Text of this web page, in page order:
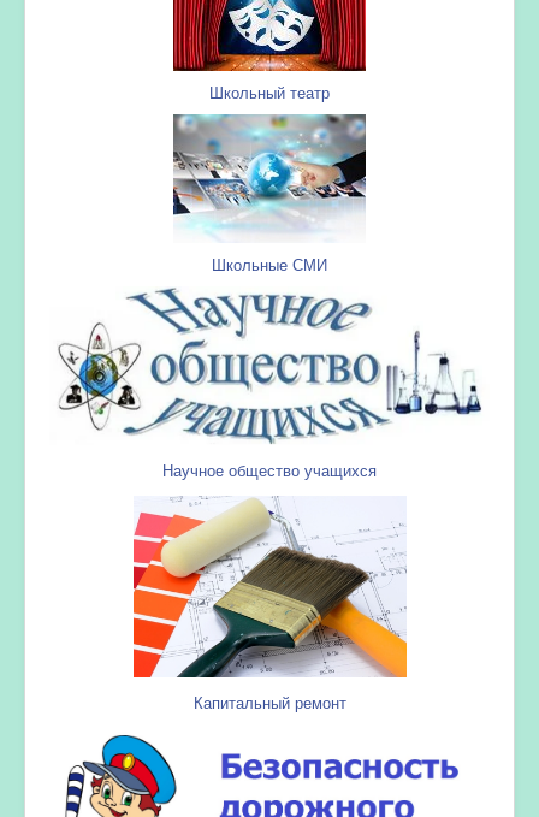
Школьный театр
Школьные СМИ
Научное общество учащихся
Капитальный ремонт